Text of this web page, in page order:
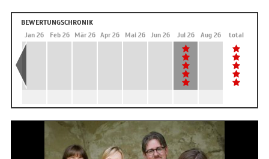
BEWERTUNGSCHRONIK
Jan 26 Feb 26 Mär 26 Apr 26 Mai 26 Jun 26 Jul 26 Aug 26 total